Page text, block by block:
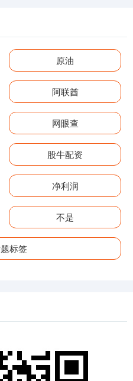
原油
阿联酋
网眼查
股牛配资
净利润
不是
标签